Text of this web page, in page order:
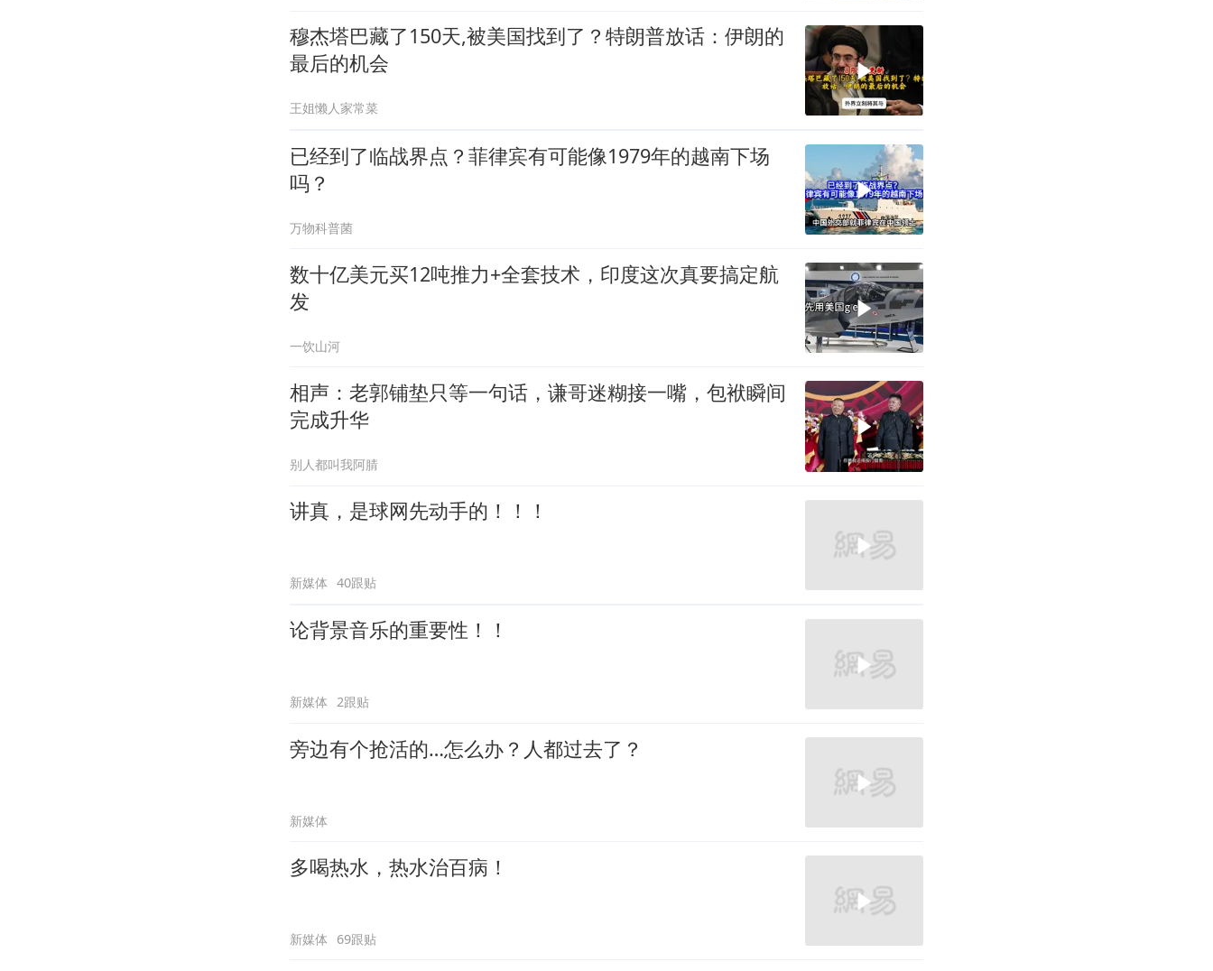
穆杰塔巴藏了150天,被美国找到了？特朗普放话：伊朗的
最后的机会
王姐懒人家常菜
已经到了临战界点？菲律宾有可能像1979年的越南下场
吗？
万物科普菌
数十亿美元买12吨推力+全套技术，印度这次真要搞定航
发
一饮山河
相声：老郭铺垫只等一句话，谦哥迷糊接一嘴，包袱瞬间
完成升华
别人都叫我阿腈
讲真，是球网先动手的！！！
新媒体 40跟贴
论背景音乐的重要性！！
新媒体 2跟贴
旁边有个抢活的…怎么办？人都过去了？
新媒体
多喝热水，热水治百病！
新媒体 69跟贴